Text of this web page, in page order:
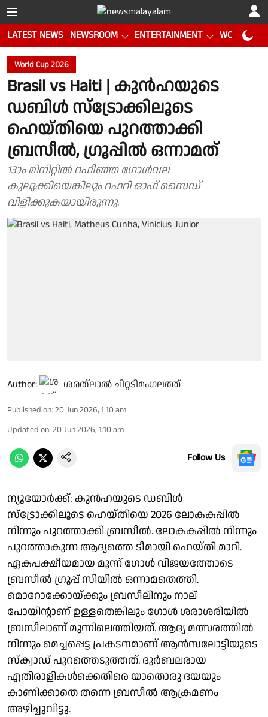
LATEST NEWS NEWSROOM ENTERTAINMENT WORLD CUP
World Cup 2026
Brasil vs Haiti | കുൻഹയുടെ
ഡബിൾ സ്ട്രോക്കിലൂടെ
ഹെയ്തിയെ പുറത്താക്കി
ബ്രസീൽ, ഗ്രൂപ്പിൽ ഒന്നാമത്
13ാം മിനിറ്റിൽ റഫീഞ്ഞ ഗോൾവല
കുലുക്കിയെങ്കിലും റഫറി ഓഫ് സൈഡ്
വിളിക്കുകയായിരുന്നു.
Author: ശരത്‌ലാൽ ചിറ്റടിമംഗലത്ത്
Published on: 20 Jun 2026, 1:10 am
Updated on: 20 Jun 2026, 1:10 am
Follow Us
ന്യൂയോർക്ക്: കുൻഹയുടെ ഡബിൾ
സ്ട്രോക്കിലൂടെ ഹെയ്തിയെ 2026 ലോകകപ്പിൽ
നിന്നും പുറത്താക്കി ബ്രസീൽ. ലോകകപ്പിൽ നിന്നും
പുറത്താകുന്ന ആദ്യത്തെ ടീമായി ഹെയ്തി മാറി.
ഏകപക്ഷീയമായ മൂന്ന് ഗോൾ വിജയത്തോടെ
ബ്രസീൽ ഗ്രൂപ്പ് സിയിൽ ഒന്നാമതെത്തി.
മൊറോക്കോയ്ക്കും ബ്രസീലിനും നാല്
പോയിൻ്റാണ് ഉള്ളതെങ്കിലും ഗോൾ ശരാശരിയിൽ
ബ്രസീലാണ് മുന്നിലെത്തിയത്. ആദ്യ മത്സരത്തിൽ
നിന്നും മെച്ചപ്പെട്ട പ്രകടനമാണ് ആൻസലോട്ടിയുടെ
സ്ക്വാഡ് പുറത്തെടുത്തത്. ദുർബലരായ
എതിരാളികൾക്കെതിരെ യാതൊരു ദയയും
കാണിക്കാതെ തന്നെ ബ്രസീൽ ആക്രമണം
അഴിച്ചുവിട്ടു.